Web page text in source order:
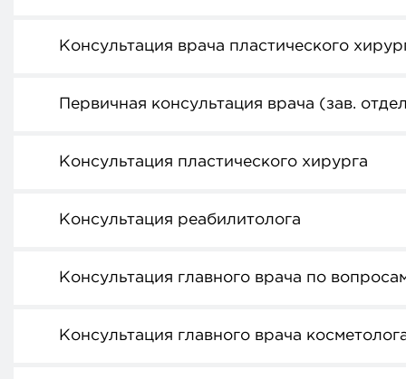
Консультация врача пластического
Первичная консультация врача (зав.
Консультация пластического хирурга
Консультация реабилитолога
Консультация главного врача по
Консультация главного врача